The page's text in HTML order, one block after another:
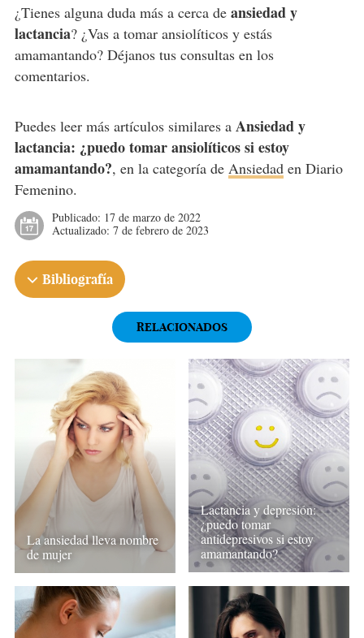
¿Tienes alguna duda más a cerca de ansiedad y
lactancia? ¿Vas a tomar ansiolíticos y estás
amamantando? Déjanos tus consultas en los
comentarios.
Puedes leer más artículos similares a Ansiedad y
lactancia: ¿puedo tomar ansiolíticos si estoy
amamantando?, en la categoría de Ansiedaden Diario
Femenino.
Publicado: 17 de marzo de 2022
Actualizado: 7 de febrero de 2023
Bibliografía
RELACIONADOS
La ansiedad lleva nombre
de mujer
Lactancia y depresión:
¿puedo tomar
antidepresivos si estoy
amamantando?